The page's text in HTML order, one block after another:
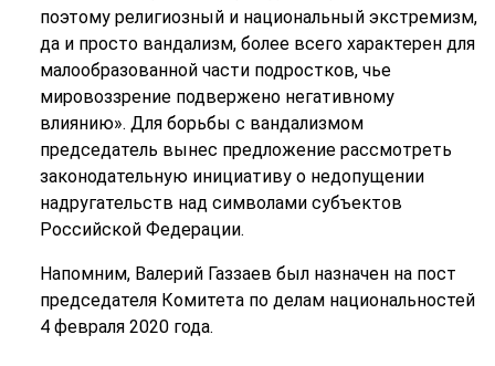
поэтому религиозный и национальный экстремизм,
да и просто вандализм, более всего характерен для
малообразованной части подростков, чье
мировоззрение подвержено негативному
влиянию». Для борьбы с вандализмом
председатель вынес предложение рассмотреть
законодательную инициативу о недопущении
надругательств над символами субъектов
Российской Федерации.
Напомним, Валерий Газзаев был назначен на пост
председателя Комитета по делам национальностей
4 февраля 2020 года.